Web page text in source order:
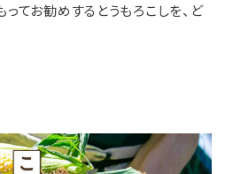
てお勧めするとうもろこしを、ど